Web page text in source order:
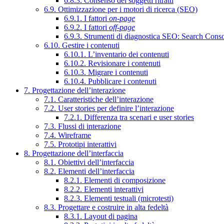
6.9. Ottimizzazione per i motori di ricerca (SEO)
6.9.1. I fattori on-page
6.9.2. I fattori off-page
6.9.3. Strumenti di diagnostica SEO: Search
6.10. Gestire i contenuti
6.10.1. L’inventario dei contenuti
6.10.2. Revisionare i contenuti
6.10.3. Migrare i contenuti
6.10.4. Pubblicare i contenuti
7. Progettazione dell’interazione
7.1. Caratteristiche dell’interazione
7.2. User stories per definire l’interazione
7.2.1. Differenza tra scenari e user stories
7.3. Flussi di interazione
7.4. Wireframe
7.5. Prototipi interattivi
8. Progettazione dell’interfaccia
8.1. Obiettivi dell’interfaccia
8.2. Elementi dell’interfaccia
8.2.1. Elementi di composizione
8.2.2. Elementi interattivi
8.2.3. Elementi testuali (microtesti)
8.3. Progettare e costruire in alta fedeltà
8.3.1. Layout di pagina